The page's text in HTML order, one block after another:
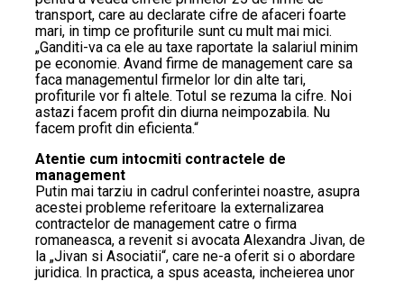
transport, care au declarate cifre de afaceri foarte
mari, in timp ce profiturile sunt cu mult mai mici.
„Ganditi-va ca ele au taxe raportate la salariul minim
pe economie. Avand firme de management care sa
faca managementul firmelor lor din alte tari,
profiturile vor fi altele. Totul se rezuma la cifre. Noi
astazi facem profit din diurna neimpozabila. Nu
facem profit din eficienta.“
Atentie cum intocmiti contractele de
management
Putin mai tarziu in cadrul conferintei noastre, asupra
acestei probleme referitoare la externalizarea
contractelor de management catre o firma
romaneasca, a revenit si avocata Alexandra Jivan, de
la „Jivan si Asociatii“, care ne-a oferit si o abordare
juridica. In practica, a spus aceasta, incheierea unor